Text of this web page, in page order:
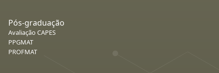
Pós-graduação
Avaliação CAPES
PPGMAT
PROFMAT